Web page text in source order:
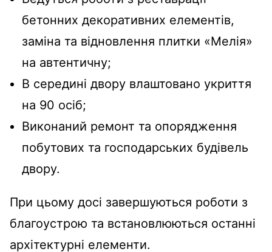
бетонних декоративних елементів,
заміна та відновлення плитки «Мелія»
на автентичну;
В середині двору влаштовано укриття
на 90 осіб;
Виконаний ремонт та опорядження
побутових та господарських будівель
двору.
При цьому досі завершуються роботи з
благоустрою та встановлюються останні
архітектурні елементи.